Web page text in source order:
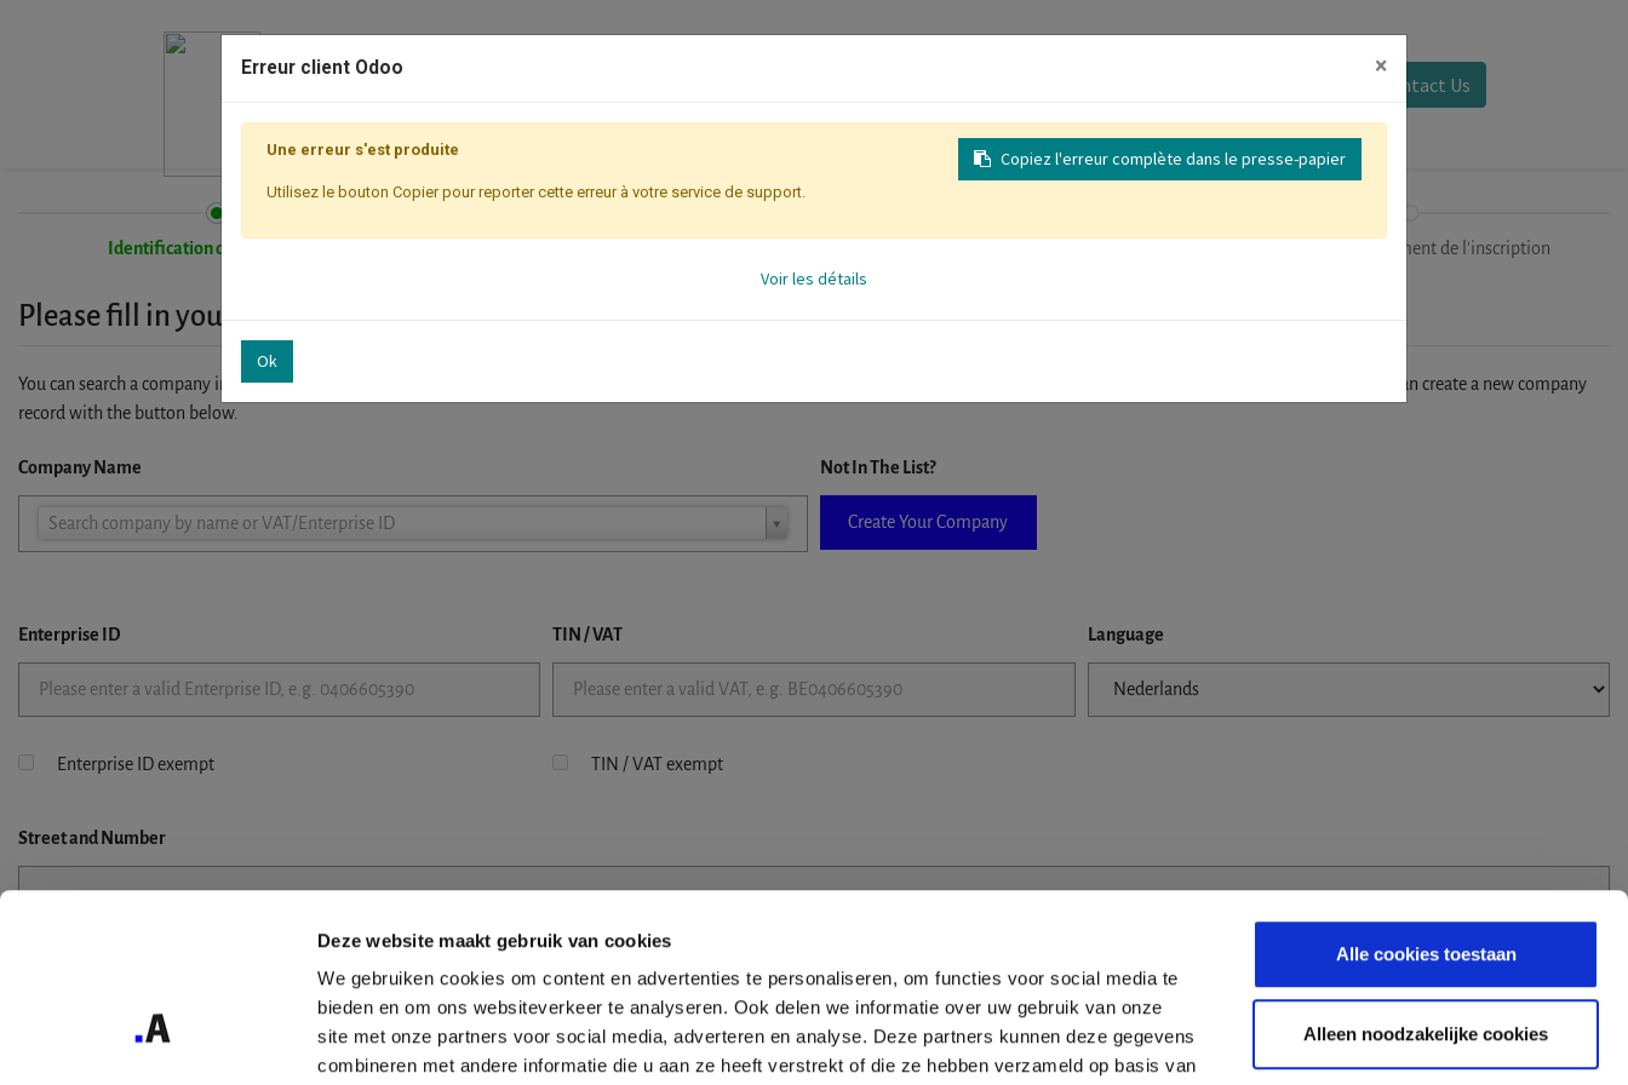
Deze website maakt gebruik van cookies
We gebruiken cookies om content en advertenties te personaliseren, om functies voor social media te
bieden en om ons websiteverkeer te analyseren. Ook delen we informatie over uw gebruik van onze
site met onze partners voor social media, adverteren en analyse. Deze partners kunnen deze gegevens
combineren met andere informatie die u aan ze heeft verstrekt of die ze hebben verzameld op basis van
Alle cookies toestaan
Alleen noodzakelijke cookies
Contact Us
Identification de l'entreprise Finalisation/Paiement de l'inscription
Please fill in your company details
You can search a company in our database by name, VAT or enterprise ID. When a company is selected it will auto-complete the form. If you don't find your company in our database, you can create a new company
record with the button below.
Company Name
Search company by name or VAT/Enterprise ID
Company
Not In The List?
Create Your Company
Enterprise ID TIN / VAT Language
Enterprise ID exempt TIN / VAT exempt
Streetand Number
Erreur client Odoo ×
Copiez l'erreur complète dans le presse-papier
Une erreur s'est produite
Utilisez le bouton Copier pour reporter cette erreur à votre service de support.
Voir les détails
Ok